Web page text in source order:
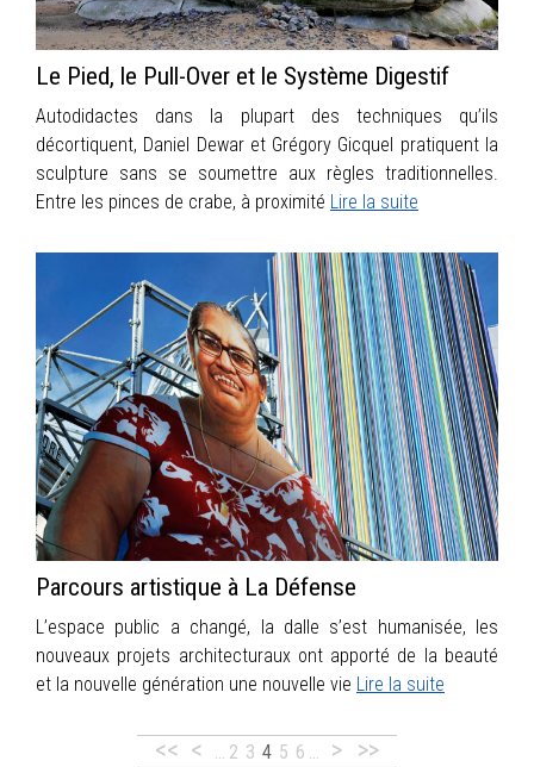
Le Pied, le Pull-Over et le Système Digestif
Autodidactes dans la plupart des techniques qu’ils
décortiquent, Daniel Dewar et Grégory Gicquel pratiquent la
sculpture sans se soumettre aux règles traditionnelles.
Entre les pinces de crabe, à proximité Lire la suite
Parcours artistique à La Défense
L’espace public a changé, la dalle s’est humanisée, les
nouveaux projets architecturaux ont apporté de la beauté
et la nouvelle génération une nouvelle vie Lire la suite
<< < … 2 3 4 5 6 … > >>